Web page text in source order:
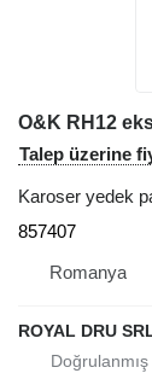
O&K RH12
Talep üzerine
Karoser yedek
857407
Romanya
ROYAL DRU